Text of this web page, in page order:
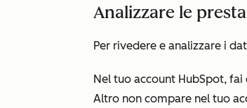
Analizzare le
Per rivedere e analizzare i
Nel tuo account HubSpot, fai
Altro non compare nel tuo